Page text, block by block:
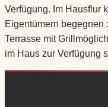
Verfügung. Im Hausflur
Eigentümern begegnen
Terrasse mit
im Haus zur Verfügung